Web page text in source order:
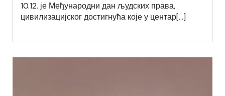
10.12. је Међународни дан људских права,
цивилизацијског достигнућа које у центар[…]